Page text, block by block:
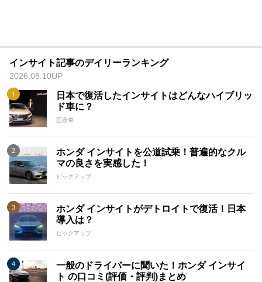
インサイト記事のデイリーランキング
2026.08.10UP
日本で復活したインサイトはどんなハイブリッ
ド車に？
国産車
ホンダ インサイトを公道試乗！普遍的なクル
マの良さを実感した！
ピックアップ
ホンダ インサイトがデトロイトで復活！日本
導入は？
ピックアップ
一般のドライバーに聞いた！ホンダ インサイ
ト の口コミ(評価・評判)まとめ